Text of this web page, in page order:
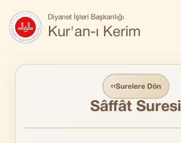
Diyanet İşleri Başkanlığı
Kur'an-ı Kerim
‹‹Surelere Dön
Sâffât Suresi